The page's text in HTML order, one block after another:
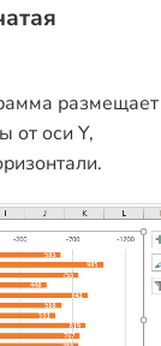
размещает
от оси Y,